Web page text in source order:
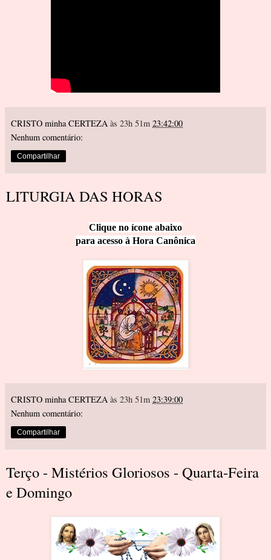
CRISTO minha CERTEZA às 23h 51m 23:42:00
Nenhum comentário:
Compartilhar
LITURGIA DAS HORAS
Clique no ícone abaixo
para acesso à Hora Canônica
CRISTO minha CERTEZA às 23h 51m 23:39:00
Nenhum comentário:
Compartilhar
Terço - Mistérios Gloriosos - Quarta-Feira
e Domingo